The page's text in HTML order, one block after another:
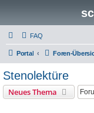
FAQ
Portal Foren-
Stenolektüre
Neues Thema